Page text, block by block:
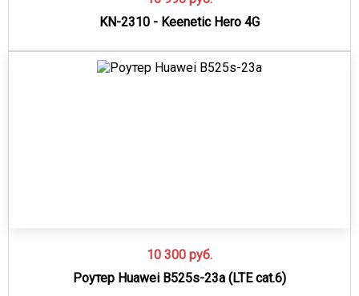
KN-2310 - Keenetic Hero 4G
10 300 руб.
Роутер Huawei B525s-23а (LTE cat.6)